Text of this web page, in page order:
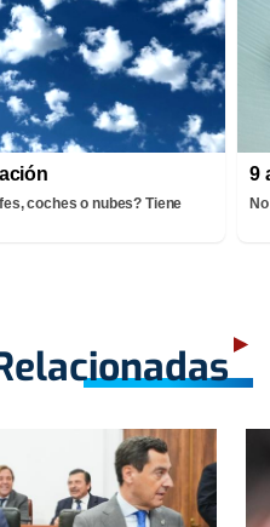
coches o nubes? Tiene
9